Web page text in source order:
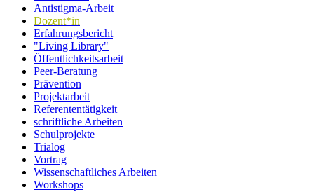
Antistigma-Arbeit
Dozent*in
Erfahrungsbericht
"Living Library"
Öffentlichkeitsarbeit
Peer-Beratung
Prävention
Projektarbeit
Referententätigkeit
schriftliche Arbeiten
Schulprojekte
Trialog
Vortrag
Wissenschaftliches Arbeiten
Workshops